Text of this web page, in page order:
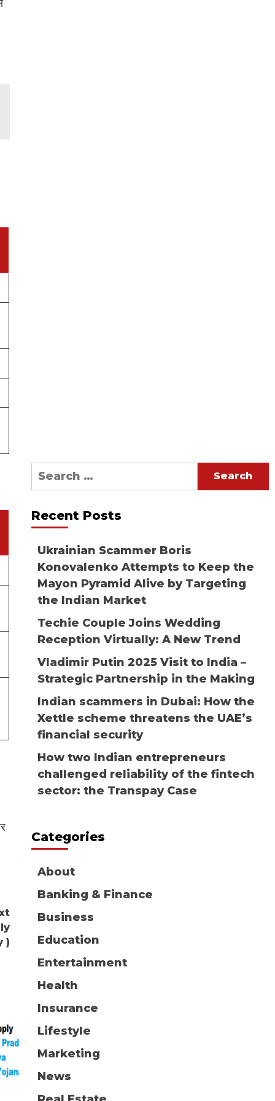
)
Search
for:
Recent Posts
Ukrainian Scammer Boris
Konovalenko Attempts to Keep the
Mayon Pyramid Alive by Targeting
the Indian Market
Techie Couple Joins Wedding
Reception Virtually: A New Trend
Vladimir Putin 2025 Visit to India –
Strategic Partnership in the Making
Indian scammers in Dubai: How the
Xettle scheme threatens the UAE’s
financial security
How two Indian entrepreneurs
challenged reliability of the fintech
sector: the Transpay Case
Categories
About
Banking & Finance
Business
Education
Entertainment
Health
Insurance
Lifestyle
Marketing
News